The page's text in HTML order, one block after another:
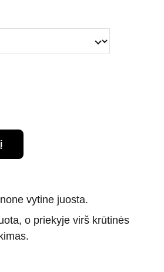
vytine juosta.
o priekyje virš krūtinės